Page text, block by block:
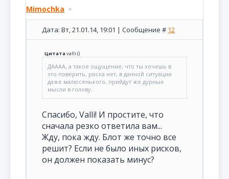
Mimochka
Дата: Вт, 21.01.14, 19:01 | Сообщение # 12
Цитатаvalli ()
ДАААА, а такое ощущение, что ты хочешь в
это поверить, риска нет, в данной ситуации
даже малюсенького, прийдут же дурные
мысли в голову.
Спасибо, Valli! И простите, что
сначала резко ответила вам...
Жду, пока жду. Блот же точно все
решит? Если не было иных рисков,
он должен показать минус?